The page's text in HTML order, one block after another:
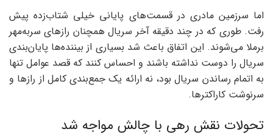
اما سرزمین مادری در قسمت‌های پایانی خیلی شتاب‌زده پیش
رفت‌. طوری که در چند دقیقه آخر سریال همچنان رازهای سربه‌مهر
برملا می‌شوند. این اتفاق باعث شد بسیاری از بینند‌ه‌ها پایان‌بندی
سریال را دوست نداشته باشند و احساس کنند که قصد عوامل تنها
به اتمام رساندن سریال بود، نه ارائه یک جمع‌بندی کامل از رازها و
سرنوشت کاراکترها.
تحولات نقش رهی با چالش مواجه شد